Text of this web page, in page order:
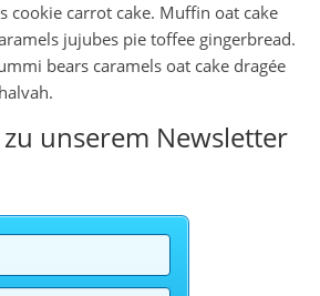
cookie carrot cake. Muffin oat cake
jujubes pie toffee gingerbread.
bears caramels oat cake dragée
unserem Newsletter